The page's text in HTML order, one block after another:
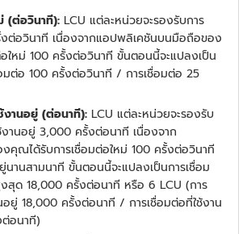
(ต่อวินาที): LCU แต่ละหน่วยจะรองรับการ
ต่อวินาที เนื่องจากแอปพลิเคชันบนมือถือของ
ต่อใหม่ 100 ครั้งต่อวินาที ขั้นตอนนี้จะแปลงเป็น
มต่อ 100 ครั้งต่อวินาที / การเชื่อมต่อ 25
งานอยู่ (ต่อนาที): LCU แต่ละหน่วยจะรองรับ
งานอยู่ 3,000 ครั้งต่อนาที เนื่องจาก
คุณได้รับการเชื่อมต่อใหม่ 100 ครั้งต่อวินาที
นานสามนาที ขั้นตอนนี้จะแปลงเป็นการเชื่อม
สุด 18,000 ครั้งต่อนาที หรือ 6 LCU (การ
อยู่ 18,000 ครั้งต่อนาที / การเชื่อมต่อที่ใช้งาน
อนาที)